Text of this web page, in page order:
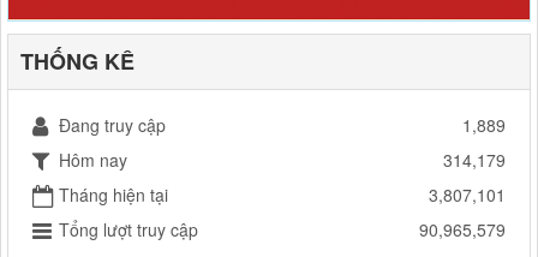
THỐNG KÊ
Đang truy cập
1,889
Hôm nay
314,179
Tháng hiện tại
3,807,101
Tổng lượt truy cập
90,965,579